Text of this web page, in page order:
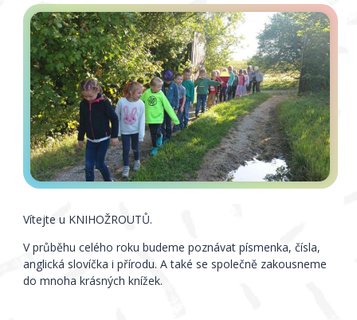
Vítejte u KNIHOŽROUTŮ.
V průběhu celého roku budeme poznávat písmenka, čísla,
anglická slovíčka i přírodu. A také se společně zakousneme
do mnoha krásných knížek.